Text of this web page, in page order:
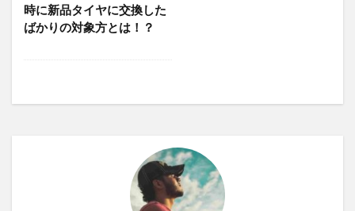
時に新品タイヤに交換した
ばかりの対象方とは！？